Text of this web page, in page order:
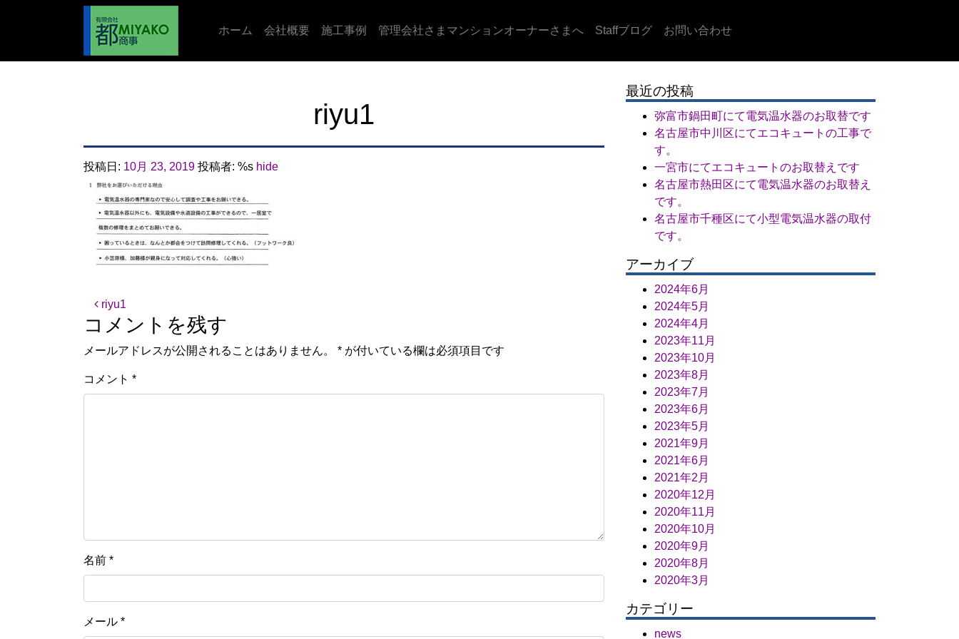
ホーム 会社概要 施工事例 管理会社さまマンションオーナーさまへ Staffブログ お問い合わせ
riyu1
投稿日: 10月 23, 2019 投稿者: %s hide
投稿ナビゲーション
riyu1
コメントを残す
メールアドレスが公開されることはありません。 * が付いている欄は必須項目です
コメント *
名前 *
メール *
最近の投稿
弥富市鍋田町にて電気温水器のお取替です
名古屋市中川区にてエコキュートの工事で
す。
一宮市にてエコキュートのお取替えです
名古屋市熱田区にて電気温水器のお取替え
です。
名古屋市千種区にて小型電気温水器の取付
です。
アーカイブ
2024年6月
2024年5月
2024年4月
2023年11月
2023年10月
2023年8月
2023年7月
2023年6月
2023年5月
2021年9月
2021年6月
2021年2月
2020年12月
2020年11月
2020年10月
2020年9月
2020年8月
2020年3月
カテゴリー
news